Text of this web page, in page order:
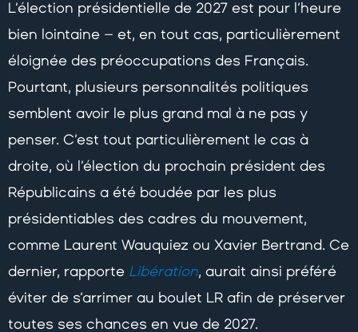
L’élection présidentielle de 2027 est pour l’heure
bien lointaine – et, en tout cas, particulièrement
éloignée des préoccupations des Français.
Pourtant, plusieurs personnalités politiques
semblent avoir le plus grand mal à ne pas y
penser. C’est tout particulièrement le cas à
droite, où l’élection du prochain président des
Républicains a été boudée par les plus
présidentiables des cadres du mouvement,
comme Laurent Wauquiez ou Xavier Bertrand. Ce
dernier, rapporte Libération , aurait ainsi préféré
éviter de s’arrimer au boulet LR afin de préserver
toutes ses chances en vue de 2027.